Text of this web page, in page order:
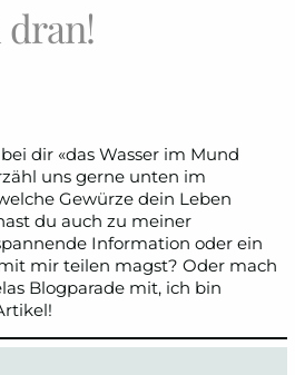
dran!
dir «das Wasser im Mund
uns gerne unten im
Gewürze dein Leben
du auch zu meiner
Information oder ein
mir teilen magst? Oder mach
Blogparade mit, ich bin